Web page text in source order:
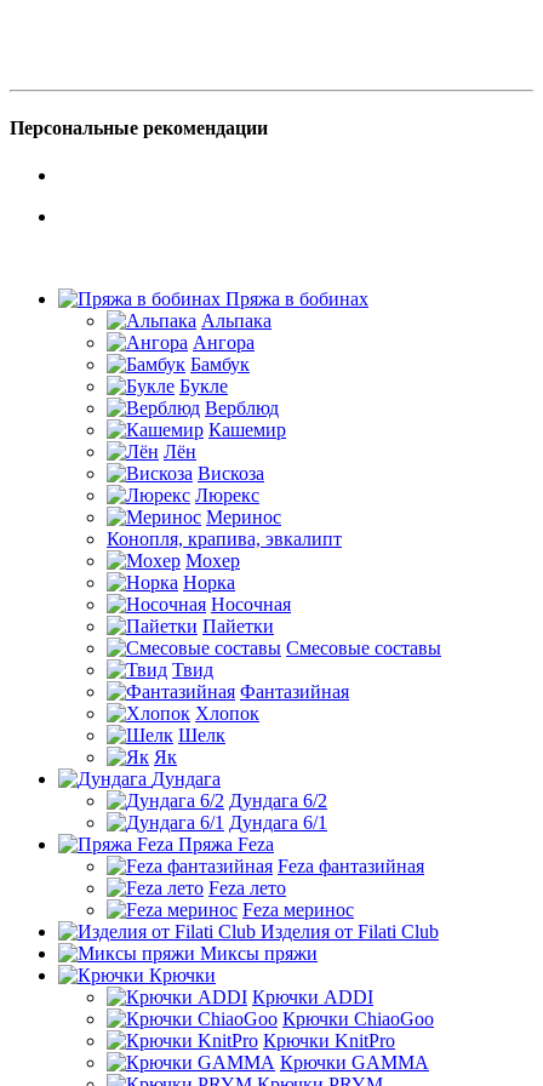
Персональные рекомендации
Пряжа в бобинах
Альпака
Ангора
Бамбук
Букле
Верблюд
Кашемир
Лён
Вискоза
Люрекс
Меринос
Конопля, крапива, эвкалипт
Мохер
Норка
Носочная
Пайетки
Смесовые составы
Твид
Фантазийная
Хлопок
Шелк
Як
Дундага
Дундага 6/2
Дундага 6/1
Пряжа Feza
Feza фантазийная
Feza лето
Feza меринос
Изделия от Filati Club
Миксы пряжи
Крючки
Крючки ADDI
Крючки ChiaoGoo
Крючки KnitPro
Крючки GAMMA